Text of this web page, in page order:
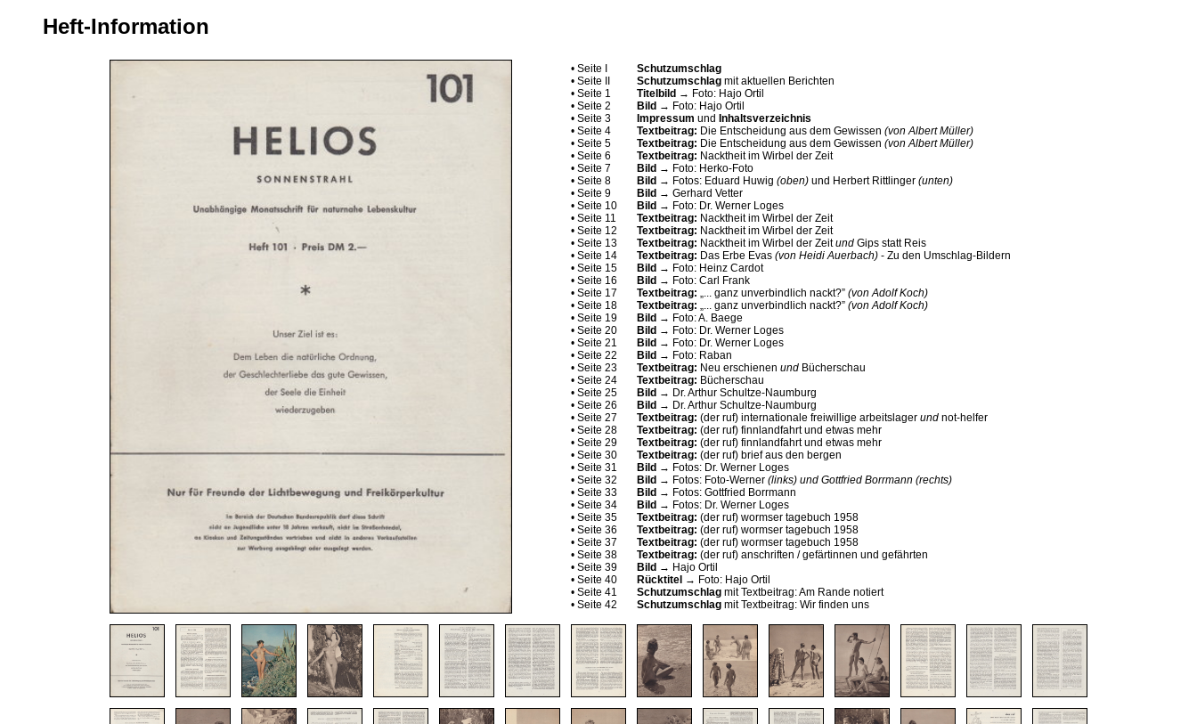
Heft-Information
• Seite I
• Seite II
• Seite 1
• Seite 2
• Seite 3
• Seite 4
• Seite 5
• Seite 6
• Seite 7
• Seite 8
• Seite 9
• Seite 10
• Seite 11
• Seite 12
• Seite 13
• Seite 14
• Seite 15
• Seite 16
• Seite 17
• Seite 18
• Seite 19
• Seite 20
• Seite 21
• Seite 22
• Seite 23
• Seite 24
• Seite 25
• Seite 26
• Seite 27
• Seite 28
• Seite 29
• Seite 30
• Seite 31
• Seite 32
• Seite 33
• Seite 34
• Seite 35
• Seite 36
• Seite 37
• Seite 38
• Seite 39
• Seite 40
• Seite 41
• Seite 42
Schutzumschlag
Schutzumschlag mit aktuellen Berichten
Titelbild → Foto: Hajo Ortil
Bild → Foto: Hajo Ortil
Impressum und Inhaltsverzeichnis
Textbeitrag: Die Entscheidung aus dem Gewissen (von Albert Müller)
Textbeitrag: Die Entscheidung aus dem Gewissen (von Albert Müller)
Textbeitrag: Nacktheit im Wirbel der Zeit
Bild → Foto: Herko-Foto
Bild → Fotos: Eduard Huwig (oben) und Herbert Rittlinger (unten)
Bild → Gerhard Vetter
Bild → Foto: Dr. Werner Loges
Textbeitrag: Nacktheit im Wirbel der Zeit
Textbeitrag: Nacktheit im Wirbel der Zeit
Textbeitrag: Nacktheit im Wirbel der Zeitund Gips statt Reis
Textbeitrag: Das Erbe Evas (von Heidi Auerbach) - Zu den Umschlag-Bildern
Bild → Foto: Heinz Cardot
Bild → Foto: Carl Frank
Textbeitrag: „... ganz unverbindlich nackt?” (von Adolf Koch)
Textbeitrag: „... ganz unverbindlich nackt?” (von Adolf Koch)
Bild → Foto: A. Baege
Bild → Foto: Dr. Werner Loges
Bild → Foto: Dr. Werner Loges
Bild → Foto: Raban
Textbeitrag: Neu erschienen und Bücherschau
Textbeitrag: Bücherschau
Bild → Dr. Arthur Schultze-Naumburg
Bild → Dr. Arthur Schultze-Naumburg
Textbeitrag: (der ruf) internationale freiwillige arbeitslager und not-helfer
Textbeitrag: (der ruf) finnlandfahrt und etwas mehr
Textbeitrag: (der ruf) finnlandfahrt und etwas mehr
Textbeitrag: (der ruf) brief aus den bergen
Bild → Fotos: Dr. Werner Loges
Bild → Fotos: Foto-Werner (links) und Gottfried Borrmann (rechts)
Bild → Fotos: Gottfried Borrmann
Bild → Fotos: Dr. Werner Loges
Textbeitrag: (der ruf) wormser tagebuch 1958
Textbeitrag: (der ruf) wormser tagebuch 1958
Textbeitrag: (der ruf) wormser tagebuch 1958
Textbeitrag: (der ruf) anschriften / gefärtinnen und gefährten
Bild → Hajo Ortil
Rücktitel → Foto: Hajo Ortil
Schutzumschlag mit Textbeitrag: Am Rande notiert
Schutzumschlag mit Textbeitrag: Wir finden uns